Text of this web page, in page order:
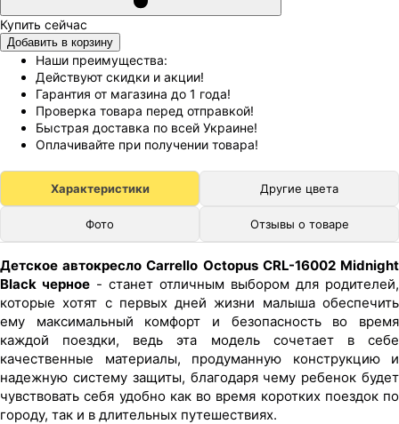
Добавить в корзину
Наши преимущества:
Действуют скидки и акции!
Гарантия от магазина до 1 года!
Проверка товара перед отправкой!
Быстрая доставка по всей Украине!
Оплачивайте при получении товара!
Характеристики Другие цвета
Фото Отзывы о товаре
Детское автокресло Carrello Octopus CRL-16002 Midnight
Black черное - станет отличным выбором для родителей,
которые хотят с первых дней жизни малыша обеспечить
ему максимальный комфорт и безопасность во время
каждой поездки, ведь эта модель сочетает в себе
качественные материалы, продуманную конструкцию и
надежную систему защиты, благодаря чему ребенок будет
чувствовать себя удобно как во время коротких поездок по
городу, так и в длительных путешествиях.